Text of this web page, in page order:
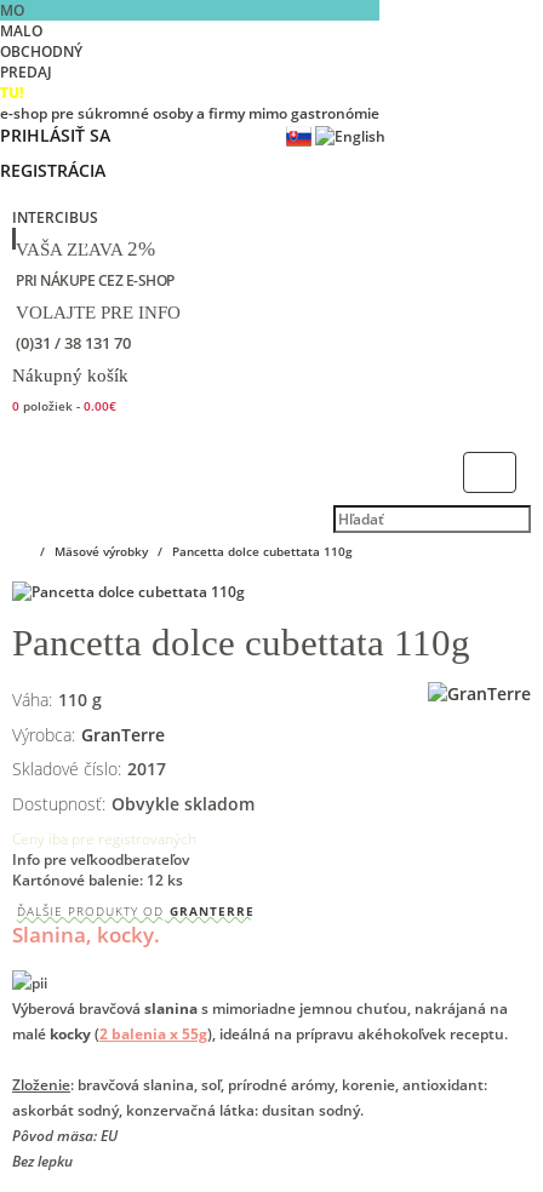
MO
MALO
OBCHODNÝ
PREDAJ
TU!
e-shop pre súkromné osoby a firmy mimo gastronómie
PRIHLÁSIŤ SA
REGISTRÁCIA
INTERCIBUS
VAŠA ZĽAVA 2%
PRI NÁKUPE CEZ E-SHOP
VOLAJTE PRE INFO
(0)31 / 38 131 70
Nákupný košík
0 položiek - 0.00€
Mäsové výrobky Pancetta dolce cubettata 110g
Pancetta dolce cubettata 110g
Váha: 110 g
Výrobca: GranTerre
Skladové číslo: 2017
Dostupnosť: Obvykle skladom
Ceny iba pre registrovaných
Info pre veľkoodberateľov
Kartónové balenie: 12 ks
ĎALŠIE PRODUKTY OD GRANTERRE
Slanina, kocky.
Výberová bravčová slaninas mimoriadne jemnou chuťou, nakrájaná na
malé kocky(2 balenia x 55g), ideálná na prípravu akéhokoľvek receptu.
Zloženie: bravčová slanina, soľ, prírodné arómy, korenie, antioxidant:
askorbát sodný, konzervačná látka: dusitan sodný.
Pôvod mäsa: EU
Bez lepku